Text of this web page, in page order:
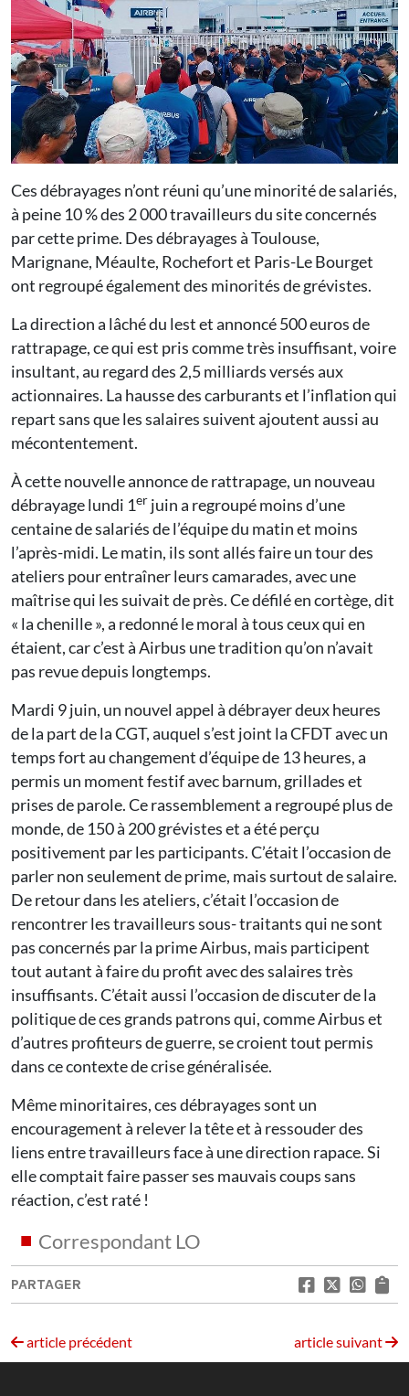
Ces débrayages n’ont réuni qu’une minorité de salariés,
à peine 10 % des 2 000 travailleurs du site concernés
par cette prime. Des débrayages à Toulouse,
Marignane, Méaulte, Rochefort et Paris-Le Bourget
ont regroupé également des minorités de grévistes.
La direction a lâché du lest et annoncé 500 euros de
rattrapage, ce qui est pris comme très insuffisant, voire
insultant, au regard des 2,5 milliards versés aux
actionnaires. La hausse des carburants et l’inflation qui
repart sans que les salaires suivent ajoutent aussi au
mécontentement.
À cette nouvelle annonce de rattrapage, un nouveau
débrayage lundi 1er juin a regroupé moins d’une
centaine de salariés de l’équipe du matin et moins
l’après-midi. Le matin, ils sont allés faire un tour des
ateliers pour entraîner leurs camarades, avec une
maîtrise qui les suivait de près. Ce défilé en cortège, dit
« la chenille », a redonné le moral à tous ceux qui en
étaient, car c’est à Airbus une tradition qu’on n’avait
pas revue depuis longtemps.
Mardi 9 juin, un nouvel appel à débrayer deux heures
de la part de la CGT, auquel s’est joint la CFDT avec un
temps fort au changement d’équipe de 13 heures, a
permis un moment festif avec barnum, grillades et
prises de parole. Ce rassemblement a regroupé plus de
monde, de 150 à 200 grévistes et a été perçu
positivement par les participants. C’était l’occasion de
parler non seulement de prime, mais surtout de salaire.
De retour dans les ateliers, c’était l’occasion de
rencontrer les travailleurs sous- traitants qui ne sont
pas concernés par la prime Airbus, mais participent
tout autant à faire du profit avec des salaires très
insuffisants. C’était aussi l’occasion de discuter de la
politique de ces grands patrons qui, comme Airbus et
d’autres profiteurs de guerre, se croient tout permis
dans ce contexte de crise généralisée.
Même minoritaires, ces débrayages sont un
encouragement à relever la tête et à ressouder des
liens entre travailleurs face à une direction rapace. Si
elle comptait faire passer ses mauvais coups sans
réaction, c’est raté !
Correspondant LO
PARTAGER
article précédent article suivant